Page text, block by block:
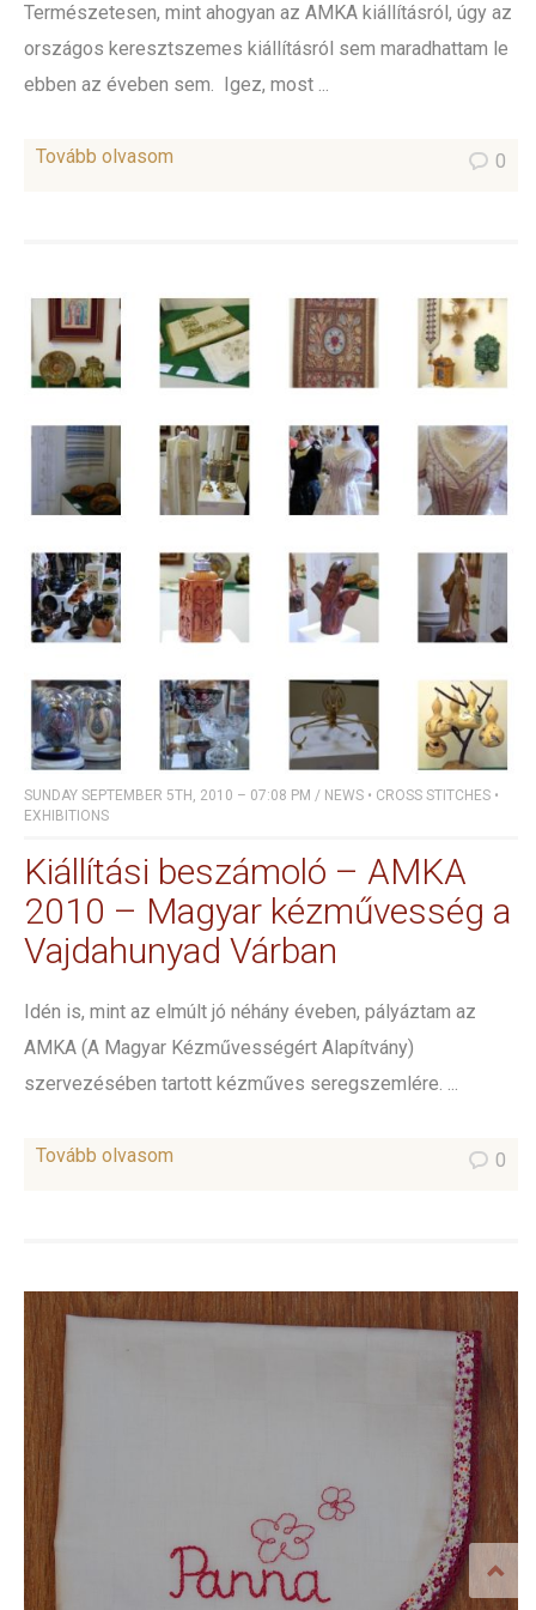
Természetesen, mint ahogyan az AMKA kiállításról, úgy az
országos keresztszemes kiállításról sem maradhattam le
ebben az éveben sem. Igez, most ...
Tovább olvasom 0
SUNDAY SEPTEMBER 5TH, 2010 – 07:08 PM / NEWS • CROSS STITCHES •
EXHIBITIONS
Kiállítási beszámoló – AMKA
2010 – Magyar kézművesség a
Vajdahunyad Várban
Idén is, mint az elmúlt jó néhány éveben, pályáztam az
AMKA (A Magyar Kézművességért Alapítvány)
szervezésében tartott kézműves seregszemlére. ...
Tovább olvasom 0